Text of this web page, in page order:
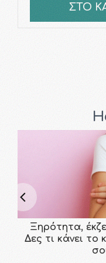
ΣΤΟ
Ξηρότητα,
Δες τι κάνει